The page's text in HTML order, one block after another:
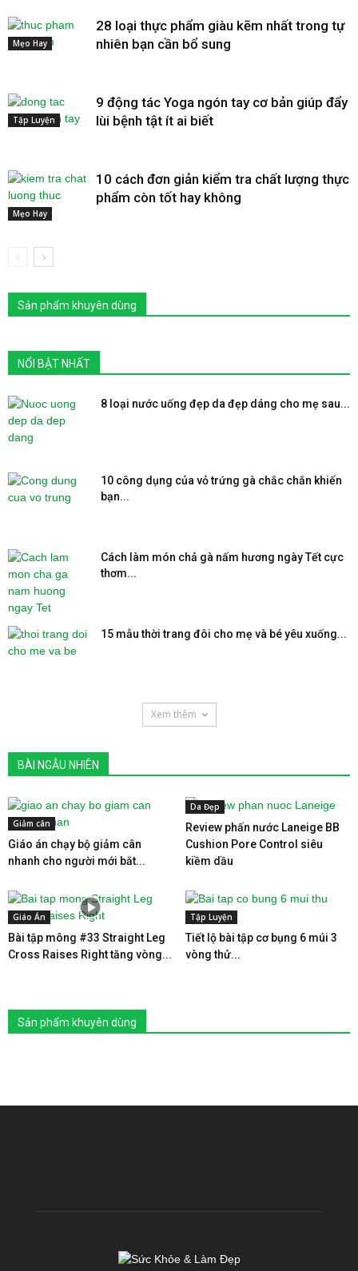
Mẹo Hay
28 loại thực phẩm giàu kẽm nhất trong tự
nhiên bạn cần bổ sung
Tập Luyện
9 động tác Yoga ngón tay cơ bản giúp đẩy
lùi bệnh tật ít ai biết
Mẹo Hay
10 cách đơn giản kiểm tra chất lượng thực
phẩm còn tốt hay không
Sản phẩm khuyên dùng
NỔI BẬT NHẤT
8 loại nước uống đẹp da đẹp dáng cho mẹ sau...
10 công dụng của vỏ trứng gà chắc chắn khiến
bạn...
Cách làm món chả gà nấm hương ngày Tết cực
thơm...
15 mẫu thời trang đôi cho mẹ và bé yêu xuống...
Xem thêm
BÀI NGẪU NHIÊN
Giảm cân
Giáo án chạy bộ giảm cân
nhanh cho người mới bắt...
Da Đẹp
Review phấn nước Laneige BB
Cushion Pore Control siêu
kiềm dầu
Giáo Án
Bài tập mông #33 Straight Leg
Cross Raises Right tăng vòng...
Tập Luyện
Tiết lộ bài tập cơ bụng 6 múi 3
vòng thử...
Sản phẩm khuyên dùng